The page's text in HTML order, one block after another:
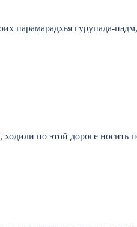
парамарадхья гурупада-
по этой дороге